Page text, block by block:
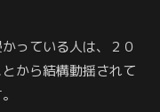
っている人は、２０
から結構動揺されて